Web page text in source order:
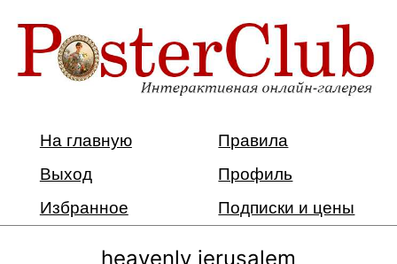
На главную
Правила
Выход
Профиль
Избранное
Подписки и цены
heavenly jerusalem